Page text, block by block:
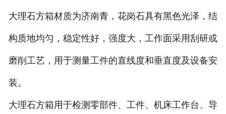
大理石方箱材质为济南青，花岗石具有黑色光泽，结
构质地均匀，稳定性好，强度大，工作面采用刮研或
磨削工艺，用于测量工件的直线度和垂直度及设备安
装。
大理石方箱用于检测零部件、工件、机床工作台、导